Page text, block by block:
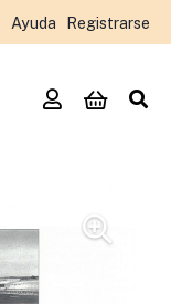
Ayuda Registrarse